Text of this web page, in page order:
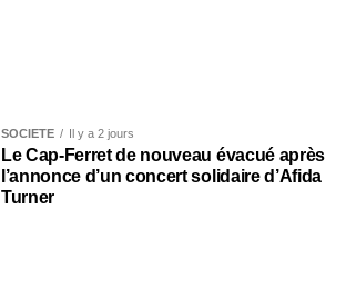
SOCIÉTÉ Il y a 2 jours
Le Cap-Ferret de nouveau évacué après
l’annonce d’un concert solidaire d’Afida
Turner